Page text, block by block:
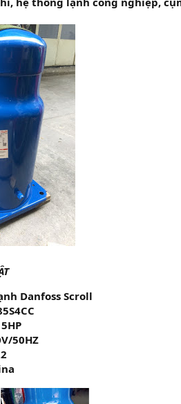
Danfoss Scroll
50HZ